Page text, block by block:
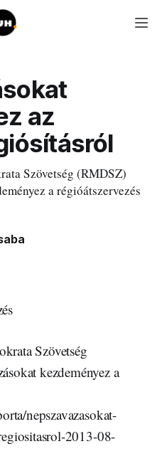
az
Szövetség (RMDSZ)
a régióátszervezés
Szövetség
kezdeményez a
nepszavazasokat-
2013-08-